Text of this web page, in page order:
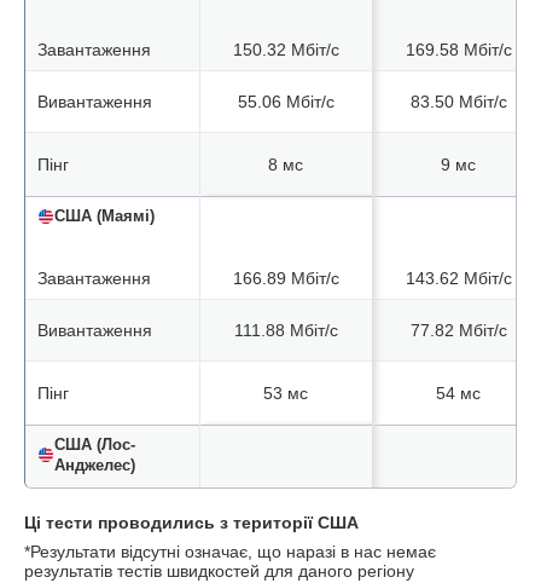
Завантаження
Вивантаження
Пінг
США (Маямі)
Завантаження
Вивантаження
Пінг
США (Лос-
Анджелес)
Вивантаження
150.32 Мбіт/с
55.06 Мбіт/с
8 мс
166.89 Мбіт/с
111.88 Мбіт/с
53 мс
66.42 Мбіт/с
169.58 Мбіт/с
83.50 Мбіт/с
9 мс
143.62 Мбіт/с
77.82 Мбіт/с
54 мс
103.06 Мбіт/с
Ці тести проводились з території США
*Результати відсутні означає, що наразі в нас немає
результатів тестів швидкостей для даного регіону